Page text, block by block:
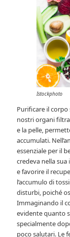
Istockphoto
Purificare il
nostri organi
e la pelle,
accumulati.
essenziale per il
credeva nella
e favorire il
l’accumulo di
disturbi, poiché
Immaginando il
evidente quanto
specialmente
poco salutari. Le